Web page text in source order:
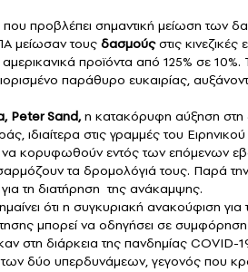
προβλέπει σημαντική μείωση των
μείωσαν τουςδασμούς στις
προϊόντα από 125% σε
παράθυρο ευκαιρίας,
Peter Sand,η κατακόρυφη αύξηση στη
ιδιαίτερα στις γραμμές του
να κορυφωθούν εντός των επόμενων
τα δρομολόγιά τους. Παρά
τη διατήρηση της ανάκαμψης.
ότι η συγκυριακή ανακούφιση
μπορεί να οδηγήσει σε
στη διάρκεια της πανδημίας COVID-
των δύο υπερδυνάμεων, γεγονός που